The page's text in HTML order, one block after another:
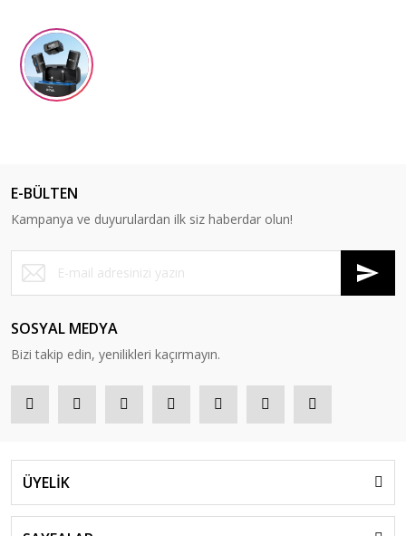
E-BÜLTEN
Kampanya ve duyurulardan ilk siz haberdar olun!
SOSYAL MEDYA
Bizi takip edin, yenilikleri kaçırmayın.
ÜYELİK